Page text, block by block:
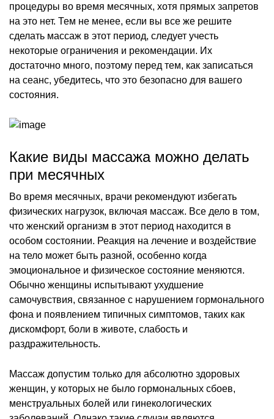
процедуры во время месячных, хотя прямых запретов
на это нет. Тем не менее, если вы все же решите
сделать массаж в этот период, следует учесть
некоторые ограничения и рекомендации. Их
достаточно много, поэтому перед тем, как записаться
на сеанс, убедитесь, что это безопасно для вашего
состояния.
Какие виды массажа можно делать
при месячных
Во время месячных, врачи рекомендуют избегать
физических нагрузок, включая массаж. Все дело в том,
что женский организм в этот период находится в
особом состоянии. Реакция на лечение и воздействие
на тело может быть разной, особенно когда
эмоциональное и физическое состояние меняются.
Обычно женщины испытывают ухудшение
самочувствия, связанное с нарушением гормонального
фона и появлением типичных симптомов, таких как
дискомфорт, боли в животе, слабость и
раздражительность.
Массаж допустим только для абсолютно здоровых
женщин, у которых не было гормональных сбоев,
менструальных болей или гинекологических